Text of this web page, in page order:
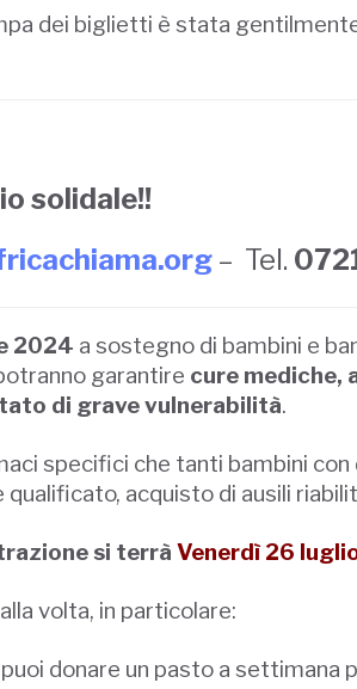
dei biglietti è stata
solidale!!
– Tel.
2024 a sostegno di bambini e
garantire cure mediche,
di grave vulnerabilità.
specifici che tanti bambini
acquisto di ausili
si terrà Venerdì 26
volta, in particolare:
donare un pasto a settimana